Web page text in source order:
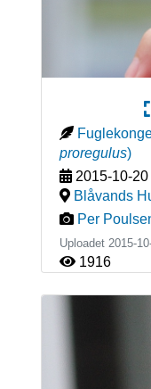
proregulus)
2015-10-20
Blåvands
Per
Uploadet 2015-
1916